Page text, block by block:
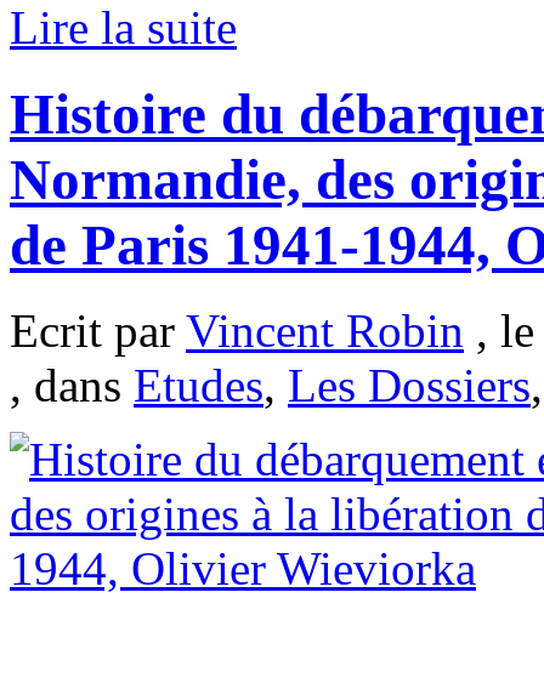
Lire la suite
Histoire du
Normandie, des
de Paris 1941-1944,
Ecrit par Vincent Robin ,
, dans Etudes, Les Dossiers